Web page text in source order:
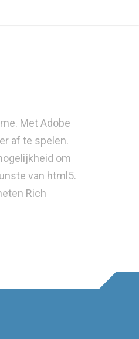
Met Adobe
af te spelen.
om
van html5.
Rich